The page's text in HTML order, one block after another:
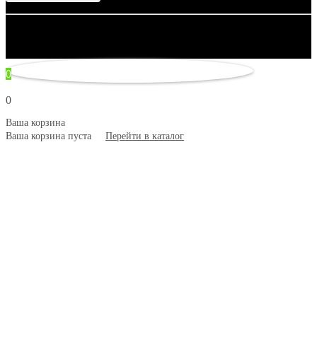
0
0
Ваша корзина
Ваша корзина пуста
Перейти в каталог